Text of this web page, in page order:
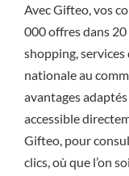
Avec Gifteo, vos
000 offres dans
shopping,
nationale au
avantages
accessible
Gifteo, pour
clics, où que l’on